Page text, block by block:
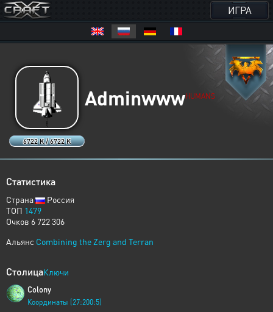
ИГРА
6722 K / 6722 K
AdminwwwHUMANS
Статистика
Страна
Россия
ТОП 1479
Очков 6 722 306
Альянс Combining the Zerg and Terran
СтолицаКлючи
Colony
Координаты [27:200:5]